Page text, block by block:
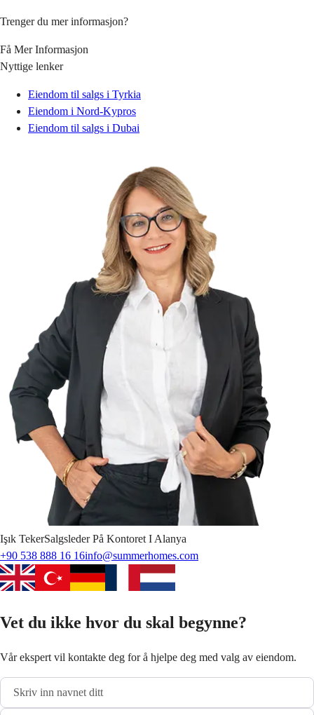
Trenger du mer informasjon?
Få Mer Informasjon
Nyttige lenker
Eiendom til salgs i Tyrkia
Eiendom i Nord-Kypros
Eiendom til salgs i Dubai
Işık TekerSalgsleder På Kontoret I Alanya
+90 538 888 16 16info@summerhomes.com
Vet du ikke hvor du skal begynne?
Vår ekspert vil kontakte deg for å hjelpe deg med valg av eiendom.